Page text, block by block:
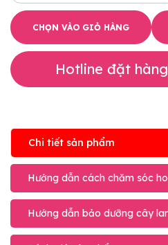
CHỌN VÀO GIỎ HÀNG
Hotline đặt
Chi tiết sản phẩm
Hướng dẫn cách chăm sóc
Hướng dẫn bảo dưỡng cây